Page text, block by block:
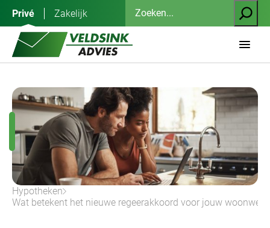
inhoud
Privé Zakelijk
Zoeken
Hypotheken
Wat betekent het nieuwe regeerakkoord voor jouw